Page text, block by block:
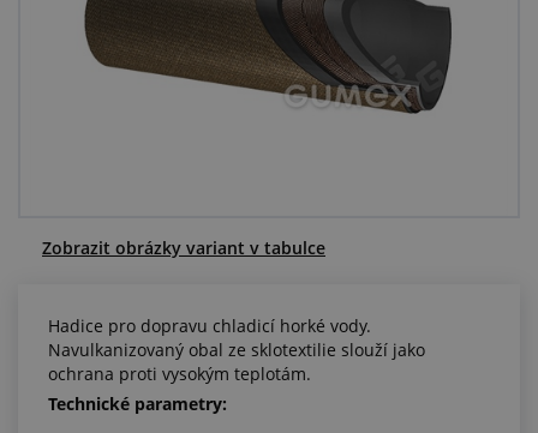
Další pryžové a plastové výrobky
Zobrazit obrázky variant v tabulce
Hadice pro dopravu chladicí horké vody.
Navulkanizovaný obal ze sklotextilie slouží jako
ochrana proti vysokým teplotám.
Technické parametry: